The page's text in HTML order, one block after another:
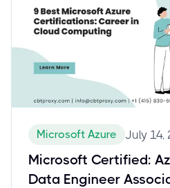
Microsoft Azure July 14,
Microsoft Certified:
Data Engineer